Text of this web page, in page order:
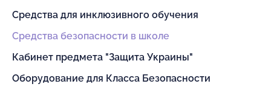
Средства для инклюзивного обучения
Средства безопасности в школе
Кабинет предмета "Защита Украины"
Оборудование для Класса Безопасности